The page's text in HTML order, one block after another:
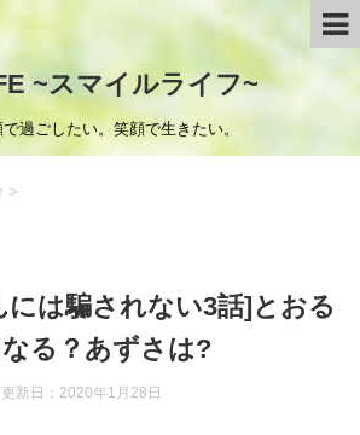
~スマイルライフ~
過ごしたい。笑顔で生きたい。
>
には騙されない3話]とおる
る？あずさは?
新日： 2020年1月28日